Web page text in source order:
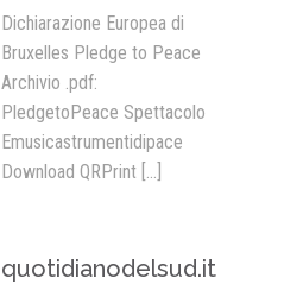
Dichiarazione Europea di
Bruxelles Pledge to Peace
Archivio .pdf:
PledgetoPeace Spettacolo
Emusicastrumentidipace
Download QRPrint [...]
quotidianodelsud.it